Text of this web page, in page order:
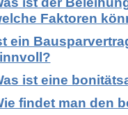
Faktoren
ein
ist eine
findet man den